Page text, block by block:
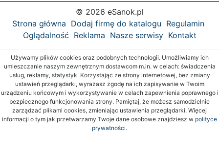
© 2026 eSanok.pl
Strona główna Dodaj firmę do katalogu Regulamin
Oglądalność Reklama Nasze serwisy Kontakt
Używamy plików cookies oraz podobnych technologii. Umożliwiamy ich
umieszczanie naszym zewnętrznym dostawcom m.in. w celach: świadczenia
usług, reklamy, statystyk. Korzystając ze strony internetowej, bez zmiany
ustawień przeglądarki, wyrażasz zgodę na ich zapisywanie w Twoim
urządzeniu końcowym i wykorzystywanie w celach zapewnienia poprawnego i
bezpiecznego funkcjonowania strony. Pamiętaj, że możesz samodzielnie
zarządzać plikami cookies, zmieniając ustawienia przeglądarki. Więcej
informacji o tym jak przetwarzamy Twoje dane osobowe znajdziesz w polityce
prywatności.